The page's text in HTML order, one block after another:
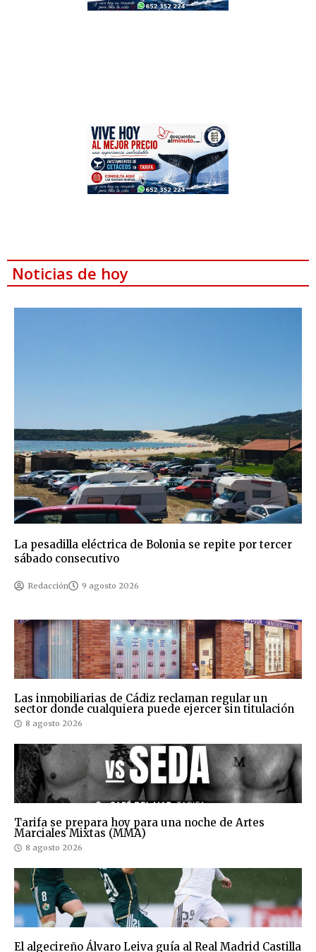
Noticias de hoy
La pesadilla eléctrica de Bolonia se repite por tercer
sábado consecutivo
Redacción 9 agosto 2026
Las inmobiliarias de Cádiz reclaman regular un
sector donde cualquiera puede ejercer sin titulación
8 agosto 2026
Tarifa se prepara hoy para una noche de Artes
Marciales Mixtas (MMA)
8 agosto 2026
El algecireño Álvaro Leiva guía al Real Madrid Castilla